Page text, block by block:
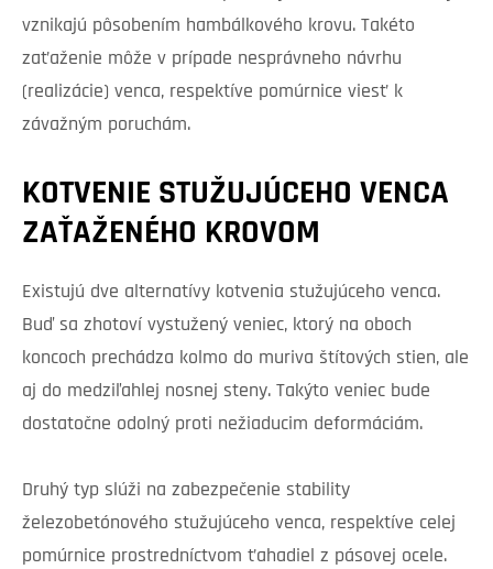
vznikajú pôsobením hambálkového krovu. Takéto
zaťaženie môže v prípade nesprávneho návrhu
(realizácie) venca, respektíve pomúrnice viesť k
závažným poruchám.
KOTVENIE STUŽUJÚCEHO VENCA
ZAŤAŽENÉHO KROVOM
Existujú dve alternatívy kotvenia stužujúceho venca.
Buď sa zhotoví vystužený veniec, ktorý na oboch
koncoch prechádza kolmo do muriva štítových stien, ale
aj do medziľahlej nosnej steny. Takýto veniec bude
dostatočne odolný proti nežiaducim deformáciám.
Druhý typ slúži na zabezpečenie stability
železobetónového stužujúceho venca, respektíve celej
pomúrnice prostredníctvom ťahadiel z pásovej ocele.